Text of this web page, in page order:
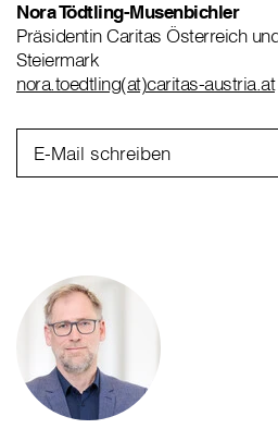
Nora Tödtling-Musenbichler
Präsidentin Caritas Österreich
Steiermark
nora.toedtling(at)caritas-austria.at
E-Mail schreiben